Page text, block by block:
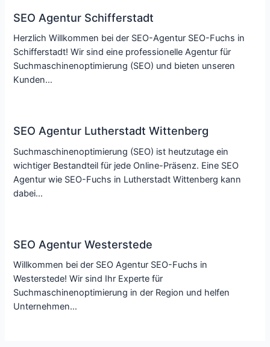
SEO Agentur Schifferstadt
Herzlich Willkommen bei der SEO-Agentur SEO-Fuchs in
Schifferstadt! Wir sind eine professionelle Agentur für
Suchmaschinenoptimierung (SEO) und bieten unseren
Kunden…
SEO Agentur Lutherstadt Wittenberg
Suchmaschinenoptimierung (SEO) ist heutzutage ein
wichtiger Bestandteil für jede Online-Präsenz. Eine SEO
Agentur wie SEO-Fuchs in Lutherstadt Wittenberg kann
dabei…
SEO Agentur Westerstede
Willkommen bei der SEO Agentur SEO-Fuchs in
Westerstede! Wir sind Ihr Experte für
Suchmaschinenoptimierung in der Region und helfen
Unternehmen…